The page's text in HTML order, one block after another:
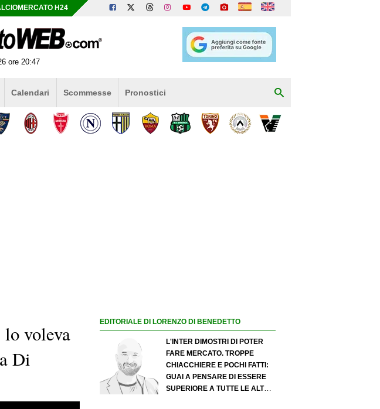
H24
ore 20:47
Calendari Scommesse Pronostici
voleva
Di
EDITORIALE DI LORENZO DI BENEDETTO
L'INTER DIMOSTRI DI POTER
FARE MERCATO. TROPPE
CHIACCHIERE E POCHI FATTI:
GUAI A PENSARE DI ESSERE
SUPERIORE A TUTTE LE ALTRE